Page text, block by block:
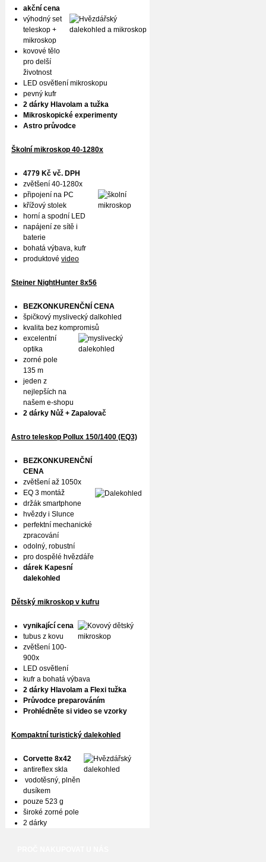
akční cena
výhodný set
teleskop +
mikroskop
kovové tělo
pro delší
životnost
LED osvětlení mikroskopu
pevný kufr
2 dárky Hlavolam a tužka
Mikroskopické experimenty
Astro průvodce
Školní mikroskop 40-1280x
4779 Kč vč. DPH
zvětšení 40-1280x
připojení na PC
křížový stolek
horní a spodní LED
napájení ze sítě i
baterie
bohatá výbava, kufr
produktové video
Steiner NightHunter 8x56
BEZKONKURENČNÍ CENA
špičkový myslivecký dalkohled
kvalita bez kompromisů
excelentní
optika
zorné pole
135 m
jeden z
nejlepších na
našem e-shopu
2 dárky Nůž + Zapalovač
Astro teleskop Pollux 150/1400 (EQ3)
BEZKONKURENČNÍ
CENA
zvětšení až 1050x
EQ 3 montáž
držák smartphone
hvězdy i Slunce
perfektní mechanické
zpracování
odolný, robustní
pro dospělé hvězdáře
dárek Kapesní
dalekohled
Dětský mikroskop v kufru
vynikající cena
tubus z kovu
zvětšení 100-
900x
LED osvětlení
kufr a bohatá výbava
2 dárky Hlavolam a Flexi tužka
Průvodce preparováním
Prohlédněte si video se vzorky
Kompaktní turistický dalekohled
Corvette 8x42
antireflex skla
vodotěsný, plněn
dusíkem
pouze 523 g
široké zorné pole
2 dárky